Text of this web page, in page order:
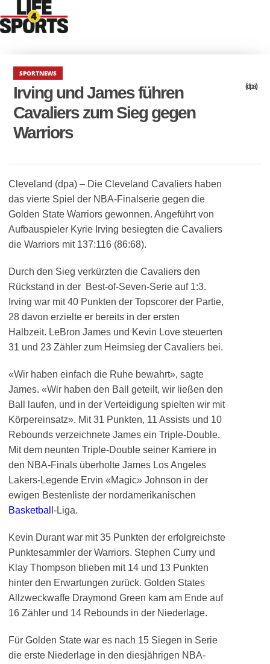
SPORTNEWS
Irving und James führen
Cavaliers zum Sieg gegen
Warriors
(dpa)
Cleveland (dpa) – Die Cleveland Cavaliers haben
das vierte Spiel der NBA-Finalserie gegen die
Golden State Warriors gewonnen. Angeführt von
Aufbauspieler Kyrie Irving besiegten die Cavaliers
die Warriors mit 137:116 (86:68).
Durch den Sieg verkürzten die Cavaliers den
Rückstand in der Best-of-Seven-Serie auf 1:3.
Irving war mit 40 Punkten der Topscorer der Partie,
28 davon erzielte er bereits in der ersten
Halbzeit. LeBron James und Kevin Love steuerten
31 und 23 Zähler zum Heimsieg der Cavaliers bei.
«Wir haben einfach die Ruhe bewahrt», sagte
James. «Wir haben den Ball geteilt, wir ließen den
Ball laufen, und in der Verteidigung spielten wir mit
Körpereinsatz». Mit 31 Punkten, 11 Assists und 10
Rebounds verzeichnete James ein Triple-Double.
Mit dem neunten Triple-Double seiner Karriere in
den NBA-Finals überholte James Los Angeles
Lakers-Legende Ervin «Magic» Johnson in der
ewigen Bestenliste der nordamerikanischen
Basketball -Liga.
Kevin Durant war mit 35 Punkten der erfolgreichste
Punktesammler der Warriors. Stephen Curry und
Klay Thompson blieben mit 14 und 13 Punkten
hinter den Erwartungen zurück. Golden States
Allzweckwaffe Draymond Green kam am Ende auf
16 Zähler und 14 Rebounds in der Niederlage.
Für Golden State war es nach 15 Siegen in Serie
die erste Niederlage in den diesjährigen NBA-